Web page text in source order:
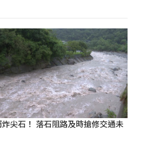
尖石！ 落石阻路及時搶修交通未